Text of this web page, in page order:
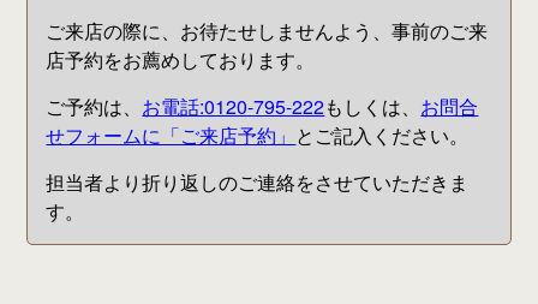
ご来店の際に、お待たせしませんよう、事前のご来
店予約をお薦めしております。
ご予約は、 お電話:0120-795-222もしくは、 お問合
せフォームに「ご来店予約」 とご記入ください。
担当者より折り返しのご連絡をさせていただきま
す。